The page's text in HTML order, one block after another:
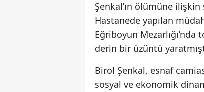
Şenkal’ın ölümüne
Hastanede yapılan
Eğriboyun
derin bir üzüntü
Birol Şenkal, esnaf
sosyal ve ekonomik